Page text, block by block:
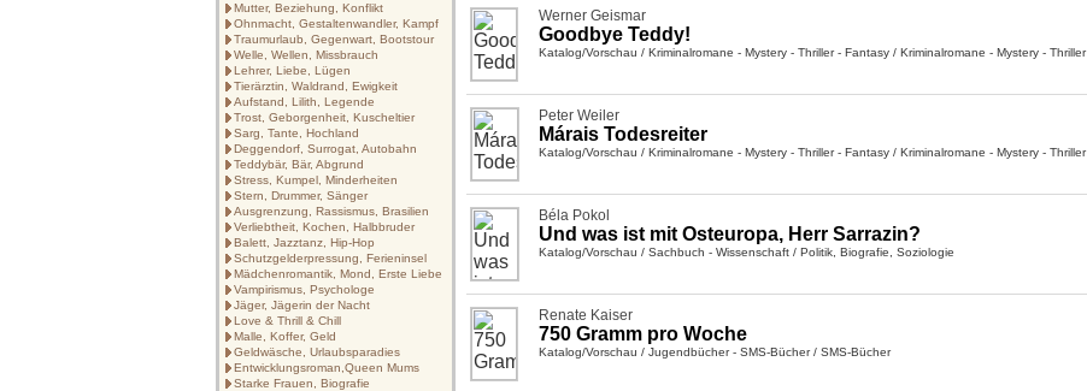
Mutter, Beziehung, Konflikt
Ohnmacht, Gestaltenwandler, Kampf
Traumurlaub, Gegenwart, Bootstour
Welle, Wellen, Missbrauch
Lehrer, Liebe, Lügen
Tierärztin, Waldrand, Ewigkeit
Aufstand, Lilith, Legende
Trost, Geborgenheit, Kuscheltier
Sarg, Tante, Hochland
Deggendorf, Surrogat, Autobahn
Teddybär, Bär, Abgrund
Stress, Kumpel, Minderheiten
Stern, Drummer, Sänger
Ausgrenzung, Rassismus, Brasilien
Verliebtheit, Kochen, Halbbruder
Balett, Jazztanz, Hip-Hop
Schutzgelderpressung, Ferieninsel
Mädchenromantik, Mond, Erste Liebe
Vampirismus, Psychologe
Jäger, Jägerin der Nacht
Love & Thrill & Chill
Malle, Koffer, Geld
Geldwäsche, Urlaubsparadies
Entwicklungsroman,Queen Mums
Starke Frauen, Biografie
Werner Geismar
Goodbye Teddy!
Katalog/Vorschau / Kriminalromane - Mystery - Thriller - Fantasy / Kriminalromane - Mystery - Thriller
Peter Weiler
Márais Todesreiter
Katalog/Vorschau / Kriminalromane - Mystery - Thriller - Fantasy / Kriminalromane - Mystery - Thriller
Béla Pokol
Und was ist mit Osteuropa, Herr Sarrazin?
Katalog/Vorschau / Sachbuch - Wissenschaft / Politik, Biografie, Soziologie
Renate Kaiser
750 Gramm pro Woche
Katalog/Vorschau / Jugendbücher - SMS-Bücher/ SMS-Bücher